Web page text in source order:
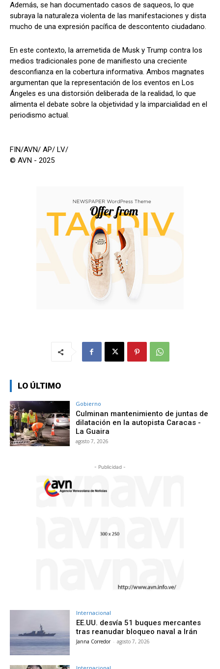
Además, se han documentado casos de saqueos, lo que
subraya la naturaleza violenta de las manifestaciones y dista
mucho de una expresión pacífica de descontento ciudadano.
En este contexto, la arremetida de Musk y Trump contra los
medios tradicionales pone de manifiesto una creciente
desconfianza en la cobertura informativa. Ambos magnates
argumentan que la representación de los eventos en Los
Ángeles es una distorsión deliberada de la realidad, lo que
alimenta el debate sobre la objetividad y la imparcialidad en el
periodismo actual.
FIN/AVN/ AP/ LV/
© AVN - 2025
LO ÚLTIMO
Gobierno
Culminan mantenimiento de juntas de
dilatación en la autopista Caracas -
La Guaira
agosto 7, 2026
- Publicidad -
Internacional
EE.UU. desvía 51 buques mercantes
tras reanudar bloqueo naval a Irán
Janna Corredor - agosto 7, 2026